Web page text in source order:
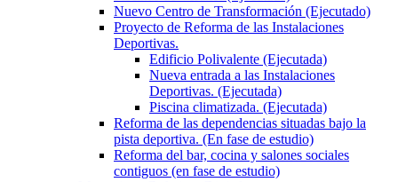
Nuevo Centro de Transformación (Ejecutado)
Proyecto de Reforma de las Instalaciones
Deportivas.
Edificio Polivalente (Ejecutada)
Nueva entrada a las Instalaciones
Deportivas. (Ejecutada)
Piscina climatizada. (Ejecutada)
Reforma de las dependencias situadas bajo la
pista deportiva. (En fase de estudio)
Reforma del bar, cocina y salones sociales
contiguos (en fase de estudio)